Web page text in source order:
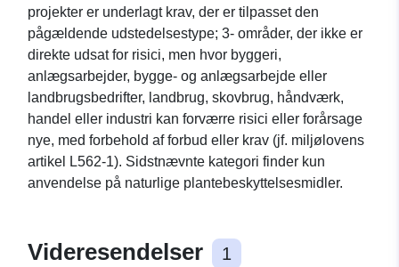
projekter er underlagt krav, der er tilpasset den
pågældende udstedelsestype; 3- områder, der ikke er
direkte udsat for risici, men hvor byggeri,
anlægsarbejder, bygge- og anlægsarbejde eller
landbrugsbedrifter, landbrug, skovbrug, håndværk,
handel eller industri kan forværre risici eller forårsage
nye, med forbehold af forbud eller krav (jf. miljølovens
artikel L562-1). Sidstnævnte kategori finder kun
anvendelse på naturlige plantebeskyttelsesmidler.
Videresendelser 1